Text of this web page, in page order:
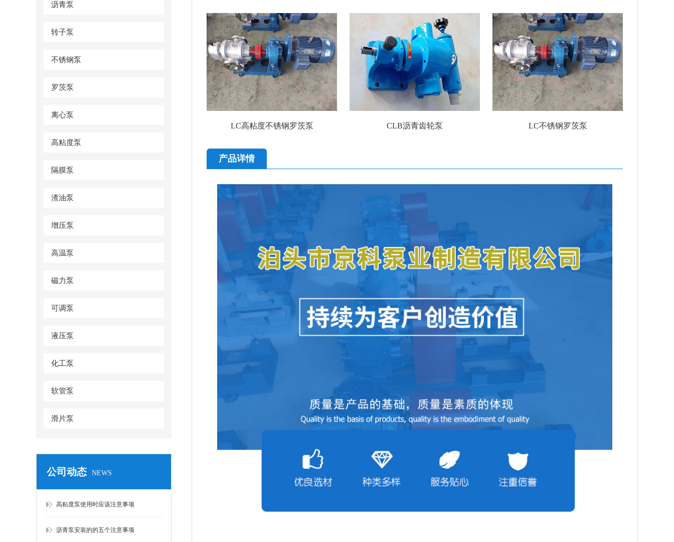
沥青泵
转子泵
不锈钢泵
罗茨泵
离心泵
高粘度泵
隔膜泵
渣油泵
增压泵
高温泵
磁力泵
可调泵
液压泵
化工泵
软管泵
滑片泵
公司动态 NEWS
高粘度泵使用时应该注意事项
沥青泵安装的的五个注意事项
LC高粘度不锈钢罗茨泵 CLB沥青齿轮泵 LC不锈钢罗茨泵
产品详情